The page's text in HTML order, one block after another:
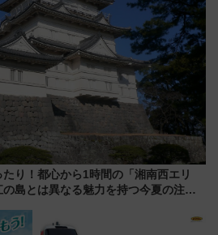
り！都心から1時間の「湘南西エリ
島とは異なる魅力を持つ今夏の注目